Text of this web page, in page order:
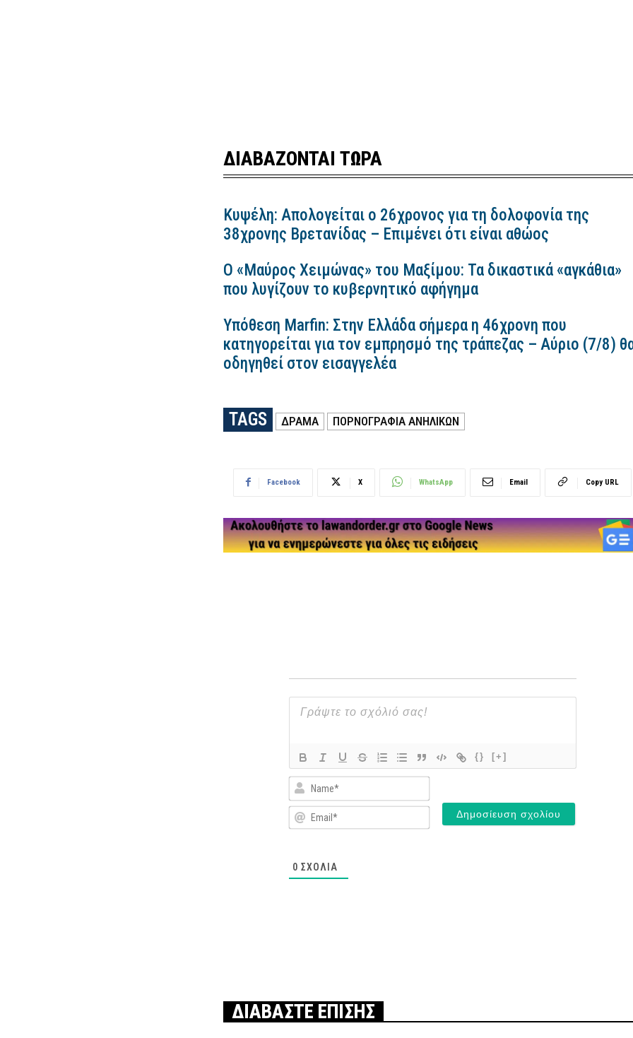
ΔΙΑΒΑΖΟΝΤΑΙ ΤΩΡΑ
Κυψέλη: Απολογείται ο 26χρονος για τη δολοφονία της
38χρονης Βρετανίδας – Επιμένει ότι είναι αθώος
Ο «Μαύρος Χειμώνας» του Μαξίμου: Τα δικαστικά «αγκάθια»
που λυγίζουν το κυβερνητικό αφήγημα
Υπόθεση Marfin: Στην Ελλάδα σήμερα η 46χρονη που
κατηγορείται για τον εμπρησμό της τράπεζας – Αύριο (7/8)
οδηγηθεί στον εισαγγελέα
TAGS ΔΡΑΜΑ ΠΟΡΝΟΓΡΑΦΙΑ ΑΝΗΛΙΚΩΝ
Facebook X WhatsApp Email Copy URL
{} [+]
Name*
Email*
0 ΣΧΌΛΙΑ
ΔΙΑΒΑΣΤΕ ΕΠΙΣΗΣ